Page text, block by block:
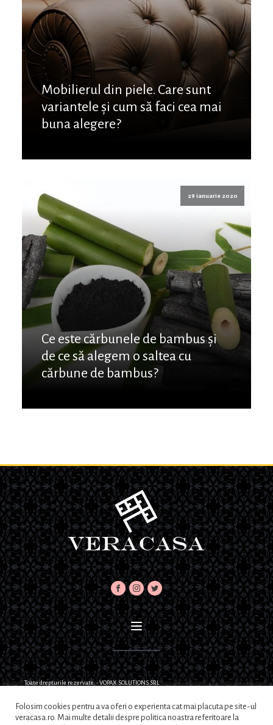
Mobilierul din piele. Care sunt
variantele și cum să faci cea mai
buna alegere?
29 ianuarie 2020
Ce este cărbunele de bambus și
de ce să alegem o saltea cu
cărbune de bambus?
Toate drepturile rezervate - VOPAX SOLUTIONS SRL
Folosim cookies pentru a va oferi o experienta cat mai placuta pe site-ul
veracasa.ro. Mai multe detalii despre politica noastra referitoare la